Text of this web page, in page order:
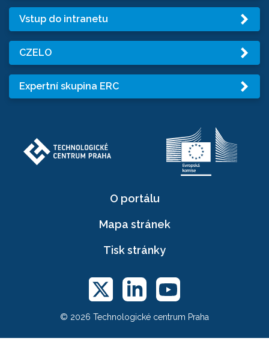
Vstup do intranetu
CZELO
Expertní skupina ERC
O portálu
Mapa stránek
Tisk stránky
© 2026 Technologické centrum Praha